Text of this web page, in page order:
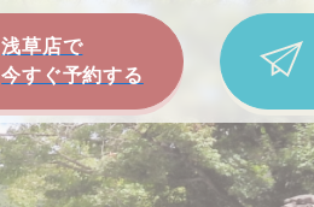
浅草店で
今すぐ予約する